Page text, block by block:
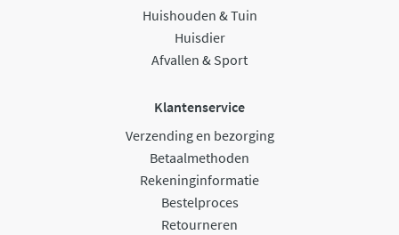
Huishouden & Tuin
Huisdier
Afvallen & Sport
Klantenservice
Verzending en bezorging
Betaalmethoden
Rekeninginformatie
Bestelproces
Retourneren